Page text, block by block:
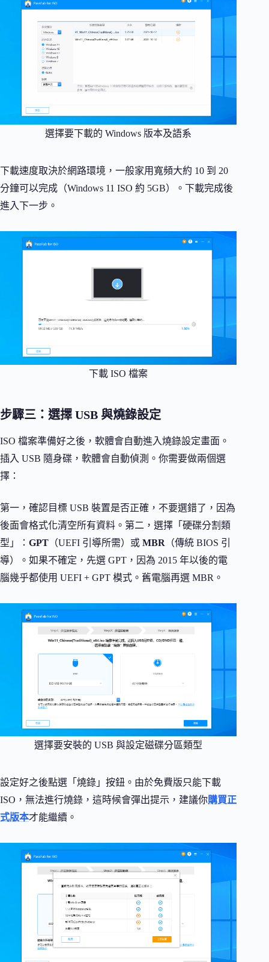
選擇要下載的 Windows 版本及語系
下載速度取決於網路環境，一般家用寬頻大約 10 到 20
分鐘可以完成（Windows 11 ISO 約 5GB）。下載完成後
進入下一步。
下載 ISO 檔案
步驟三：選擇 USB 與燒錄設定
ISO 檔案準備好之後，軟體會自動進入燒錄設定畫面。
插入 USB 隨身碟，軟體會自動偵測。你需要做兩個選
擇：
第一，確認目標 USB 裝置是否正確，不要選錯了，因為
後面會格式化清空所有資料。第二，選擇「硬碟分割類
型」： GPT （UEFI 引導所需）或 MBR （傳統 BIOS 引
導）。如果不確定，先選 GPT，因為 2015 年以後的電
腦幾乎都使用 UEFI + GPT 模式。舊電腦再選 MBR。
選擇要安裝的 USB 與設定磁碟分區類型
設定好之後點選「燒錄」按鈕。由於免費版只能下載
ISO，無法進行燒錄，這時候會彈出提示，建議你購買正
式版本才能繼續。